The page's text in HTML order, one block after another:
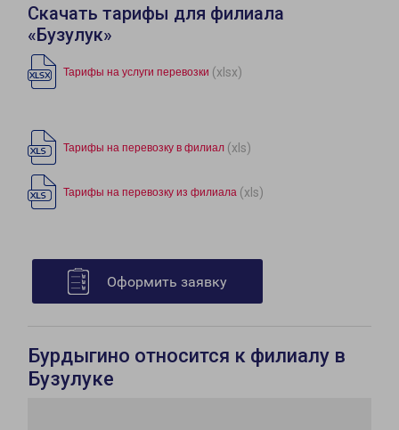
Скачать тарифы для филиала
«Бузулук»
Тарифы на услуги перевозки (xlsx)
Тарифы на перевозку в филиал (xls)
Тарифы на перевозку из филиала (xls)
Оформить заявку
Бурдыгино относится к филиалу в
Бузулуке